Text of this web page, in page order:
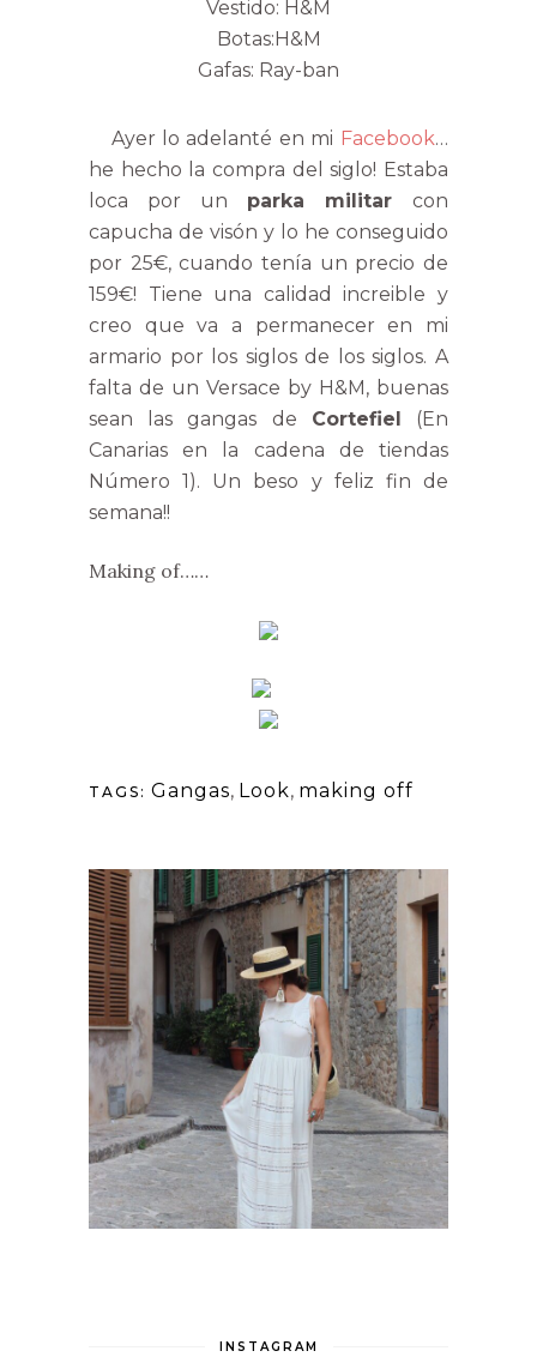
Vestido: H&M
Botas:H&M
Gafas: Ray-ban
Ayer lo adelanté en mi Faceboo k…
he hecho la compra del siglo! Estaba
loca por un parka militarcon
capucha de visón y lo he conseguido
por 25€, cuando tenía un precio de
159€! Tiene una calidad increible y
creo que va a permanecer en mi
armario por los siglos de los siglos. A
falta de un Versace by H&M, buenas
sean las gangas de Cortefiel (En
Canarias en la cadena de tiendas
Número 1). Un beso y feliz fin de
semana!!
Making of……
TAGS: Gangas, Look, making off
INSTAGRAM